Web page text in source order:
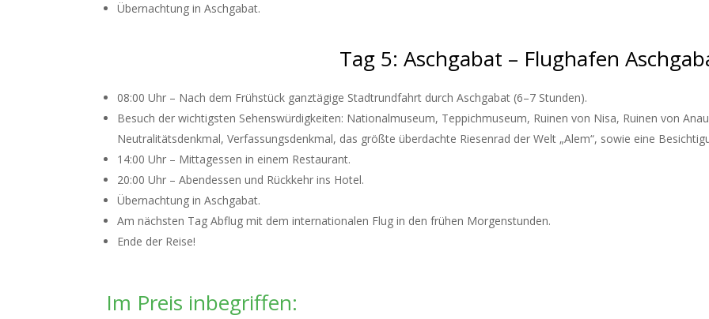
Übernachtung in Aschgabat.
Tag 5: Aschgabat – Flughafen
08:00 Uhr – Nach dem Frühstück ganztägige Stadtrundfahrt durch Aschgabat (6–7 Stunden).
Besuch der wichtigsten Sehenswürdigkeiten: Nationalmuseum, Teppichmuseum, Ruinen von Nisa, Ruinen von
Neutralitätsdenkmal, Verfassungsdenkmal, das größte überdachte Riesenrad der Welt „Alem“, sowie eine
14:00 Uhr – Mittagessen in einem Restaurant.
20:00 Uhr – Abendessen und Rückkehr ins Hotel.
Übernachtung in Aschgabat.
Am nächsten Tag Abflug mit dem internationalen Flug in den frühen Morgenstunden.
Ende der Reise!
Im Preis inbegriffen: